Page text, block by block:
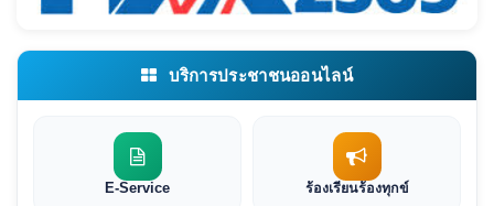
บริการประชาชนออนไลน์
E-Service ร้องเรียนร้องทุกข์